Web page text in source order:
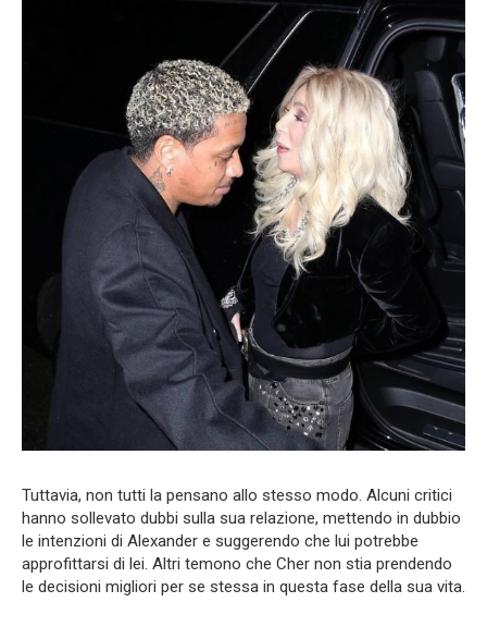
Tuttavia, non tutti la pensano allo stesso modo. Alcuni critici
hanno sollevato dubbi sulla sua relazione, mettendo in dubbio
le intenzioni di Alexander e suggerendo che lui potrebbe
approfittarsi di lei. Altri temono che Cher non stia prendendo
le decisioni migliori per se stessa in questa fase della sua vita.